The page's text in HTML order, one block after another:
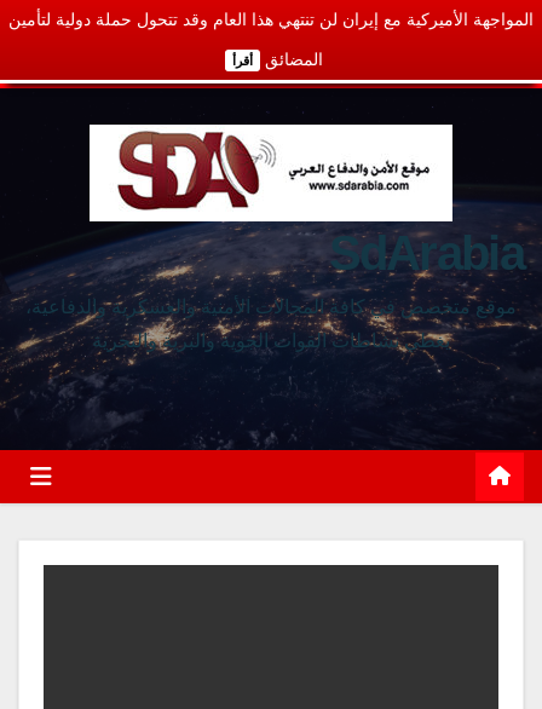
المواجهة الأميركية مع إيران لن تنتهي هذا العام وقد تتحول حملة دولية لتأمين
المضائق أقرأ
SdArabia
موقع متخصص في كافة المجالات الأمنية والعسكرية والدفاعية،
يغطي نشاطات القوات الجوية والبرية والبحرية